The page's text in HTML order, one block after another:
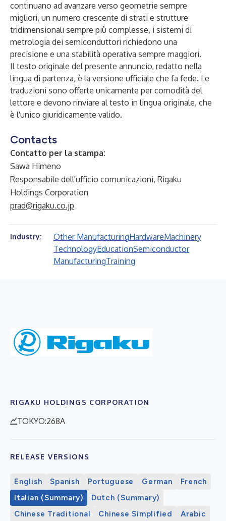
continuano ad avanzare verso geometrie sempre
migliori, un numero crescente di strati e strutture
tridimensionali sempre più complesse, i sistemi di
metrologia dei semiconduttori richiedono una
precisione e una stabilità operativa sempre maggiori.
Il testo originale del presente annuncio, redatto nella
lingua di partenza, è la versione ufficiale che fa fede. Le
traduzioni sono offerte unicamente per comodità del
lettore e devono rinviare al testo in lingua originale, che
è l'unico giuridicamente valido.
Contacts
Contatto per la stampa:
Sawa Himeno
Responsabile dell'ufficio comunicazioni, Rigaku
Holdings Corporation
prad@rigaku.co.jp
Industry: Other ManufacturingHardwareMachinery
TechnologyEducationSemiconductor
ManufacturingTraining
RIGAKU HOLDINGS CORPORATION
TOKYO:268A
RELEASE VERSIONS
English Spanish Portuguese German
French
Italian (Summary)
Dutch (Summary)
Chinese Traditional
Chinese Simplified Arabic